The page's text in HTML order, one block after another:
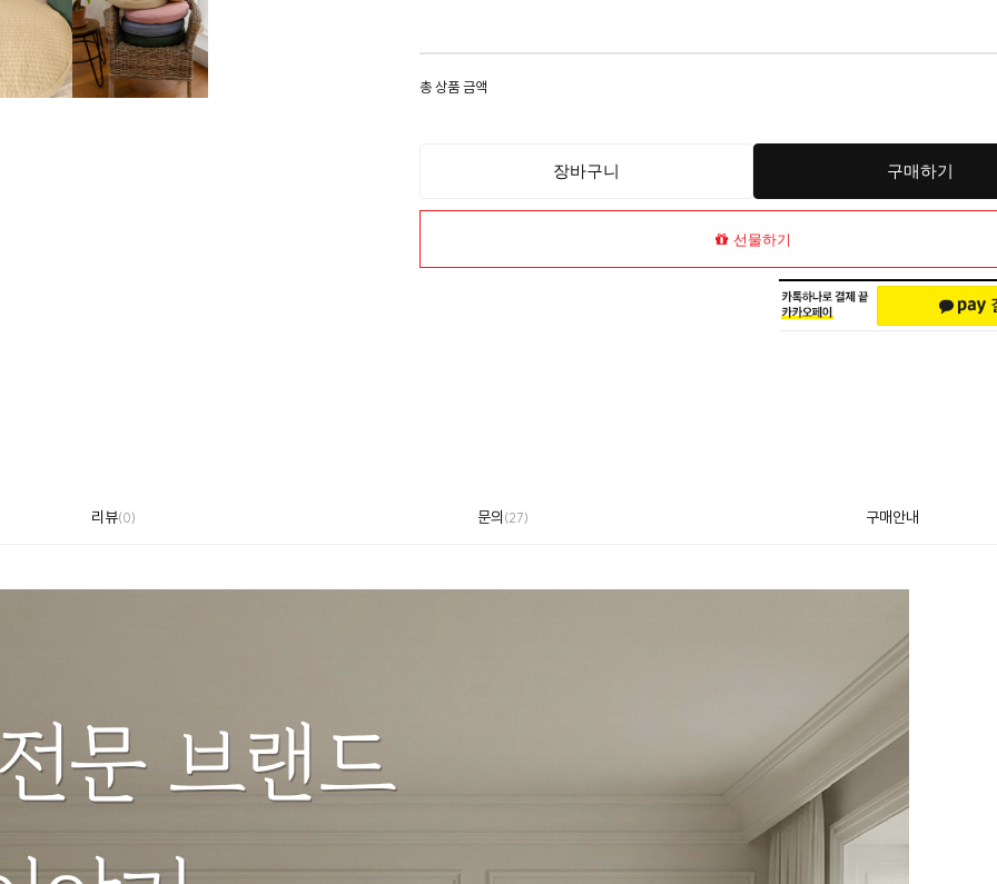
총 상품 금액
장바구니 구매하기
선물하기
리뷰(0) 문의 (27) 구매안내